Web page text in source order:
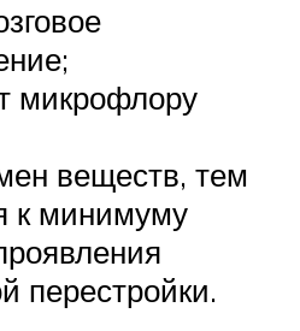
микрофлору
веществ, тем
к минимуму
перестройки.